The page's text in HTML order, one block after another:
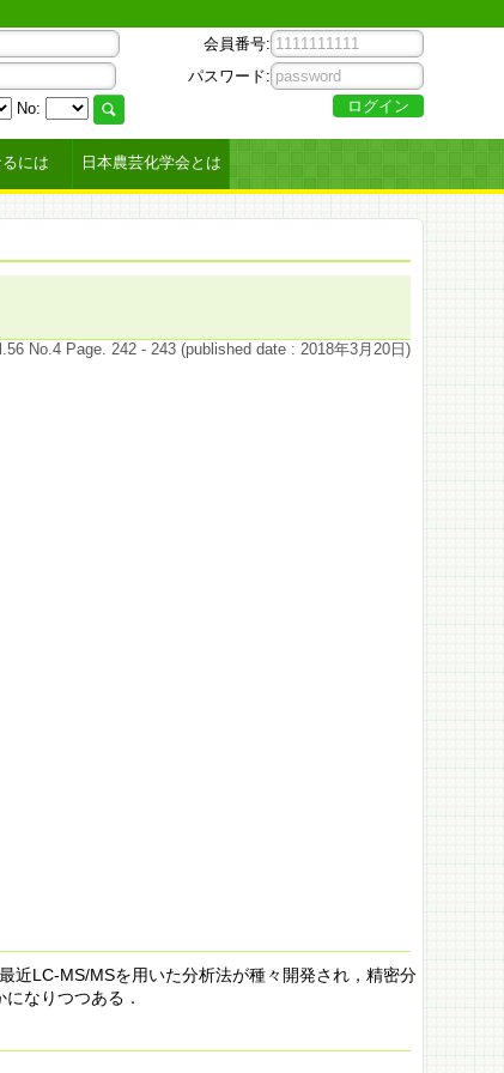
No:
会員番号:
パスワード:
には 日本農芸化学会とは
No.4 Page. 242 - 243 (published date : 2018年3月20日)
近LC-MS/MSを用いた分析法が種々開発され，精密分
なりつつある．